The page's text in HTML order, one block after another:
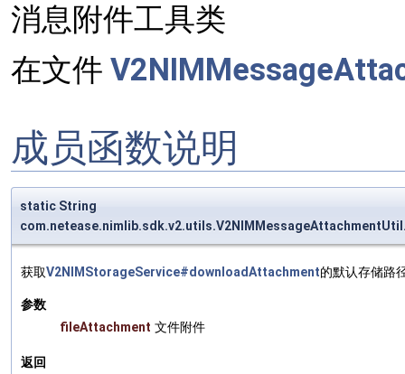
消息附件工具类
在文件
成员函数说明
static String
获取V2NIMStorageService#downloadAttachment的默认存储路
参数
fileAttachment 文件附件
返回